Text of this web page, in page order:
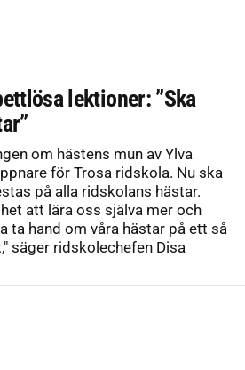
lektioner: ”Ska
om hästens mun av Ylva
för Trosa ridskola. Nu ska
på alla ridskolans hästar.
att lära oss själva mer och
ta hand om våra hästar på ett så
säger ridskolechefen Disa